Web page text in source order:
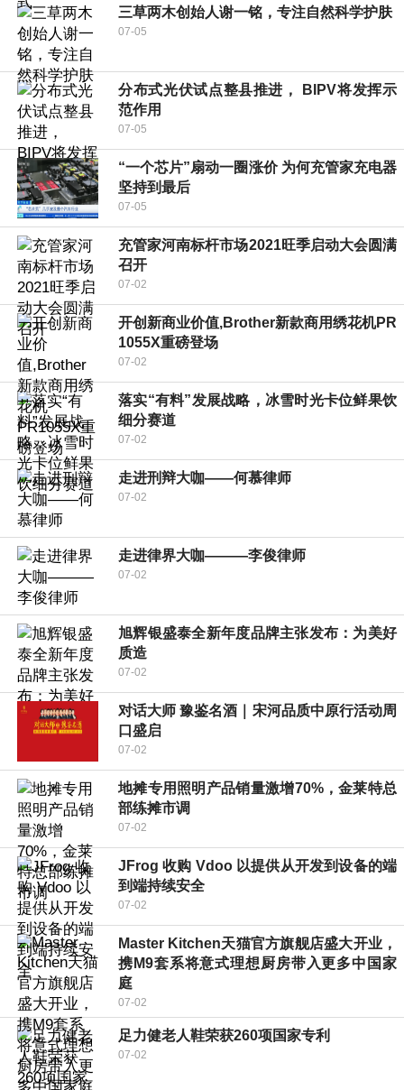
三草两木创始人谢一铭，专注自然科学护肤
07-05
分布式光伏试点整县推进， BIPV将发挥示
范作用
07-05
“一个芯片”扇动一圈涨价 为何充管家充电器
坚持到最后
07-05
充管家河南标杆市场2021旺季启动大会圆满
召开
07-02
开创新商业价值,Brother新款商用绣花机PR
1055X重磅登场
07-02
落实“有料”发展战略，冰雪时光卡位鲜果饮
细分赛道
07-02
走进刑辩大咖——何慕律师
07-02
走进律界大咖———李俊律师
07-02
旭辉银盛泰全新年度品牌主张发布：为美好
质造
07-02
对话大师 豫鉴名酒｜宋河品质中原行活动周
口盛启
07-02
地摊专用照明产品销量激增70%，金莱特总
部练摊市调
07-02
JFrog 收购 Vdoo 以提供从开发到设备的端
到端持续安全
07-02
Master Kitchen天猫官方旗舰店盛大开业，
携M9套系将意式理想厨房带入更多中国家
庭
07-02
足力健老人鞋荣获260项国家专利
07-02